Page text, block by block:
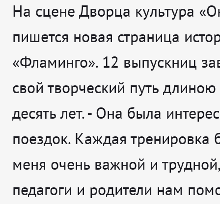
На сцене Дворца культура
пишется новая страница
«Фламинго». 12 выпускниц
свой творческий путь
десять лет. - Она была
поездок. Каждая тренировка
меня очень важной и
педагоги и родители нам